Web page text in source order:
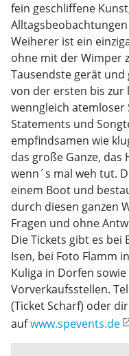
fein geschliffene
Weiherer ist ein
ohne mit der Wimper
Tausendste gerät
von der ersten bis zur
wenngleich atemloser
Statements und
empfindsamen wie
das große Ganze,
wenn´s mal weh tut.
einem Boot und
durch diesen ganzen
Fragen und ohne
Die Tickets gibt es bei
Isen, bei Foto Flamm
Kuliga in Dorfen
Vorverkaufsstellen.
(Ticket Scharf) oder
aufwww.spevents.de